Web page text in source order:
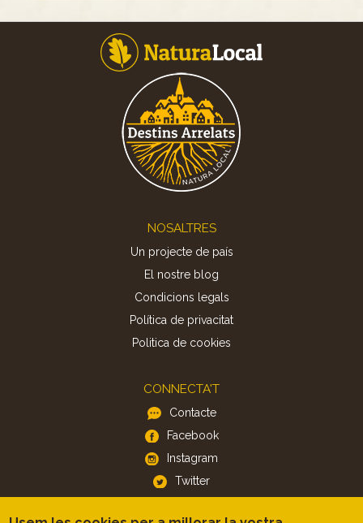
NOSALTRES
Un projecte de país
El nostre blog
Condicions legals
Política de privacitat
Politica de cookies
CONNECTA'T
Contacte
Facebook
Instagram
Twitter